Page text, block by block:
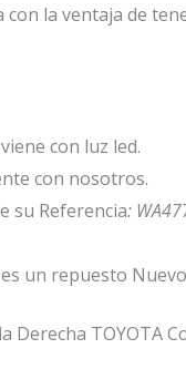
la ventaja de
con luz led.
con nosotros.
su Referencia:
un repuesto
Derecha TOYOTA